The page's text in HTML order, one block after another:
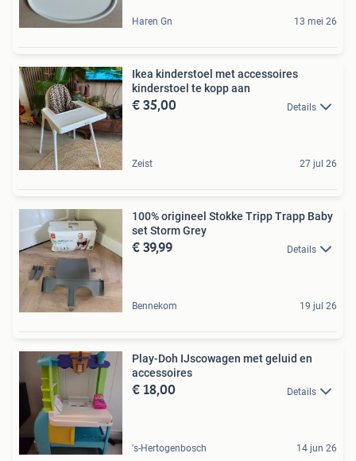
Haren Gn 13 mei 26
Ikea kinderstoel met accessoires
kinderstoel te kopp aan
€ 35,00 Details
Zeist 27 jul 26
100% origineel Stokke Tripp Trapp Baby
set Storm Grey
€ 39,99 Details
Bennekom 19 jul 26
Play-Doh IJscowagen met geluid en
accessoires
€ 18,00 Details
's-Hertogenbosch 14 jun 26